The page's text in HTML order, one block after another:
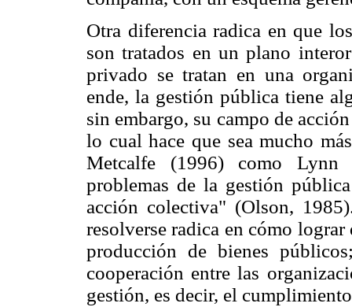
Otra diferencia radica en que
son tratados en un plano
privado se tratan en una
ende, la gestión pública tiene
sin embargo, su campo de
lo cual hace que sea mucho
Metcalfe (1996) como Lynn
problemas de la gestión
acción colectiva" (Olson,
resolverse radica en cómo
producción de bienes
cooperación entre las
gestión, es decir, el